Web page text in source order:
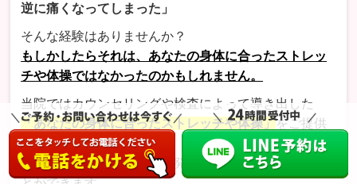
逆に痛くなってしまった」
そんな経験はありませんか？
もしかしたらそれは、あなたの身体に合ったストレッ
チや体操ではなかったのかもしれません。
当院ではカウンセリングや検査によって導き出した
「あなたの身体に合ったストレッチや体操」をご提供
しています。
しっかりと行うことで、再発しにくい身体を目指すこ